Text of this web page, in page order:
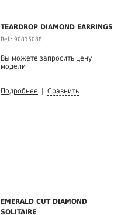
TEARDROP DIAMOND EARRINGS
Ref.: 90815088
Вы можете запросить цену
модели
Подробнее Сравнить
EMERALD CUT DIAMOND
SOLITAIRE